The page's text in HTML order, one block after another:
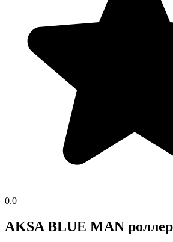
0.0
AKSA BLUE MAN